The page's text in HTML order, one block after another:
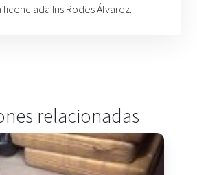
licenciada Iris Rodes Álvarez.
relacionadas